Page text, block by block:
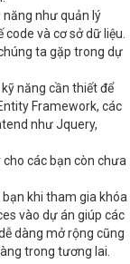
năng như quản lý
và cơ sở dữ liệu.
ta gặp trong dự
năng cần thiết để
Framework, các
như Jquery,
cho các bạn còn chưa
khi tham gia khóa
vào dự án giúp các
dàng mở rộng cũng
trong tương lai.